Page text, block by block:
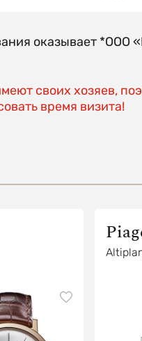
оказывает
своих хозяев,
время визита!